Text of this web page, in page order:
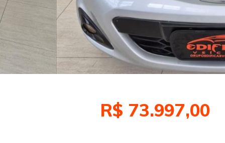
R$ 73.997,00